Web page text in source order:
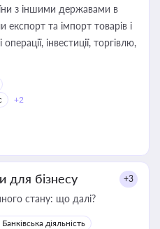
з іншими державами в
експорт та імпорт товарів і
інвестиції, торгівлю,
+2
для бізнесу +3
стану: що далі?
Банківська діяльність